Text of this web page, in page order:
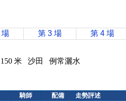
場 第 3 場 第 4 場
米 沙田 例常灑水
騎師 配備
走勢評述